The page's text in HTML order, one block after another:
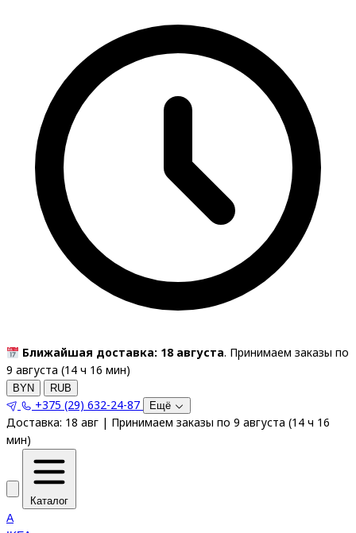
Ближайшая доставка: 18 августа. Принимаем заказы по
9 августа (14 ч 16 мин)
BYN RUB
+375 (29) 632-24-87 Ещё
Доставка: 18 авг | Принимаем заказы по 9 августа (14 ч 16
мин)
Каталог
A